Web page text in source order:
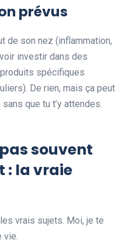
prévus
de son nez (inflammation,
investir dans des
spécifiques
De rien, mais ça peut
que tu t’y attendes.
souvent
: la vraie
vrais sujets. Moi, je te
vie.